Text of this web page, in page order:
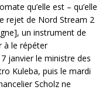
qu’elle est – qu’elle
rejet de Nord Stream 2
un instrument de
à le répéter
janvier le ministre des
Kuleba, puis le mardi
Scholz ne